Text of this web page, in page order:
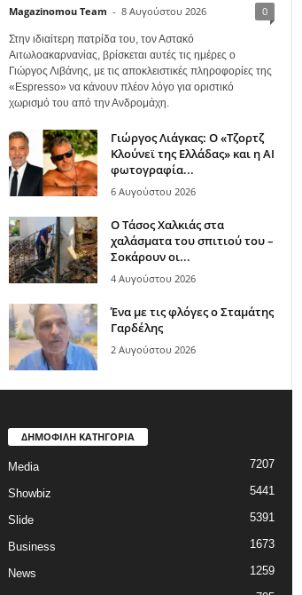
Magazinomou Team - 8 Αυγούστου 2026 0
Στην ιδιαίτερη πατρίδα του, τον Αστακό
Αιτωλοακαρνανίας, βρίσκεται αυτές τις ημέρες ο
Γιώργος Λιβάνης, με τις αποκλειστικές πληροφορίες της
«Espresso» να κάνουν πλέον λόγο για οριστικό
χωρισμό του από την Ανδρομάχη.
Γιώργος Λιάγκας: Ο «Τζορτζ
Κλούνεϊ της Ελλάδας» και η AI
φωτογραφία...
6 Αυγούστου 2026
Ο Τάσος Χαλκιάς στα
χαλάσματα του σπιτιού του –
Σοκάρουν οι...
4 Αυγούστου 2026
Ένα με τις φλόγες ο Σταμάτης
Γαρδέλης
2 Αυγούστου 2026
ΔΗΜΟΦΙΛΗ ΚΑΤΗΓΟΡΙΑ
Media 7207
Showbiz 5441
Slide 5391
Business 1673
News 1259